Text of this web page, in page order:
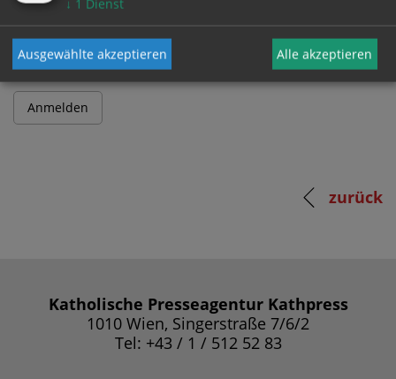
Passwort
zurück
Katholische Presseagentur Kathpress
1010 Wien, Singerstraße 7/6/2
Tel: +43 / 1 / 512 52 83
↓ 1 Dienst
Ausgewählte akzeptieren Alle akzeptieren